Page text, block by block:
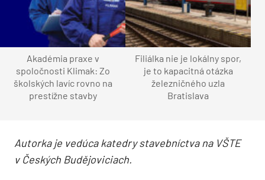
Akadémia praxe v
spoločnosti Klimak: Zo
školských lavíc rovno na
prestížne stavby
Filiálka nie je lokálny spor,
je to kapacitná otázka
železničného uzla
Bratislava
Autorka je vedúca katedry stavebníctva na VŠTE
v Českých Budějoviciach.